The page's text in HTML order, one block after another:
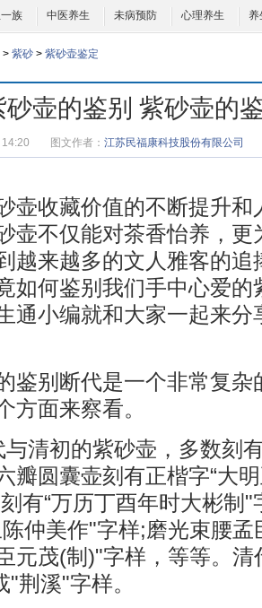
族 中医养生 未病预防 心理养生 养
> 紫砂 > 紫砂壶鉴定
砂壶的鉴别 紫砂壶的
图文作者： 江苏民福康科技股份有限公司
收藏价值的不断提升和
壶不仅能对茶香怡养，更
越来越多的文人雅客的追
如何鉴别我们手中心爱的
通小编就和大家一起来分
别断代是一个非常复杂
方面来察看。
初的紫砂壶，多数刻
瓣圆囊壶刻有正楷字“大
有“万历丁酉年时大彬制
仲美作"字样;磨光束腰
元茂(制)"字样，等等。
荆溪"字样。